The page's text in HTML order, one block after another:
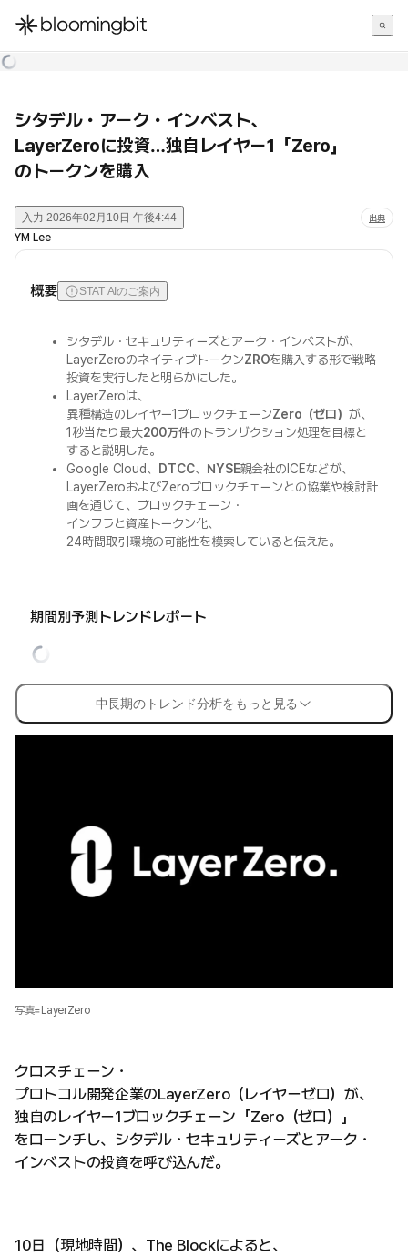
한국어
シタデル・アーク・インベスト、
LayerZeroに投資…独自レイヤー1「Zero」
のトークンを購入
入力 2026年02月10日 午後4:44 出典
YM Lee
概要 STAT AIのご案内
シタデル・セキュリティーズとアーク・インベストが、
LayerZeroのネイティブトークンZROを購入する形で戦略
投資を実行したと明らかにした。
LayerZeroは、
異種構造のレイヤー1ブロックチェーンZero（ゼロ）が、
1秒当たり最大200万件のトランザクション処理を目標と
すると説明した。
Google Cloud、
DTCC、 NYSE親会社のICEなどが、
LayerZeroおよびZeroブロックチェーンとの協業や検討計
画を通じて、ブロックチェーン・
インフラと資産トークン化、
24時間取引環境の可能性を模索していると伝えた。
期間別予測トレンドレポート
中長期のトレンド分析をもっと見る
写真=LayerZero
クロスチェーン・
プロトコル開発企業のLayerZero（レイヤーゼロ）が、
独自のレイヤー1ブロックチェーン「Zero（ゼロ）」
をローンチし、シタデル・セキュリティーズとアーク・
インベストの投資を呼び込んだ。
10日（現地時間）、The Blockによると、